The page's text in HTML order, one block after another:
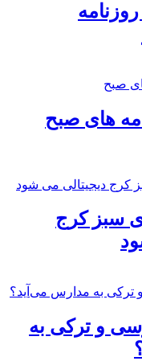
های صبح
سبز کرج
و ترکی به